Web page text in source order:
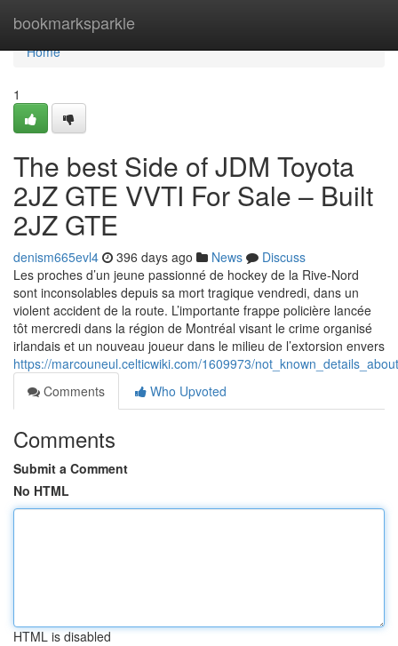
bookmarksparkle
Home
Home
1
The best Side of JDM Toyota
2JZ GTE VVTI For Sale – Built
2JZ GTE
denism665evl4 396 days ago News
Discuss
Les proches d’un jeune passionné de hockey de la Rive-Nord
sont inconsolables depuis sa mort tragique vendredi, dans un
violent accident de la route. L’importante frappe policière lancée
tôt mercredi dans la région de Montréal visant le crime organisé
irlandais et un nouveau joueur dans le milieu de l’extorsion envers
https://marcouneul.celticwiki.com/1609973/
Comments
Who Upvoted
Comments
Submit a Comment
No HTML
HTML is disabled